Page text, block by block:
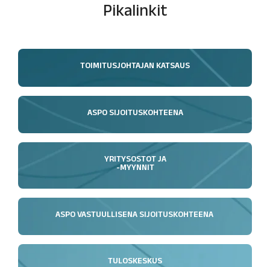
Pikalinkit
TOIMITUSJOHTAJAN KATSAUS
ASPO SIJOITUSKOHTEENA
YRITYSOSTOT JA
-MYYNNIT
ASPO VASTUULLISENA SIJOITUSKOHTEENA
TULOSKESKUS